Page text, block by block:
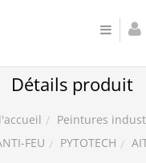
Détails produit
Peintures
FEU
PYTOTECH